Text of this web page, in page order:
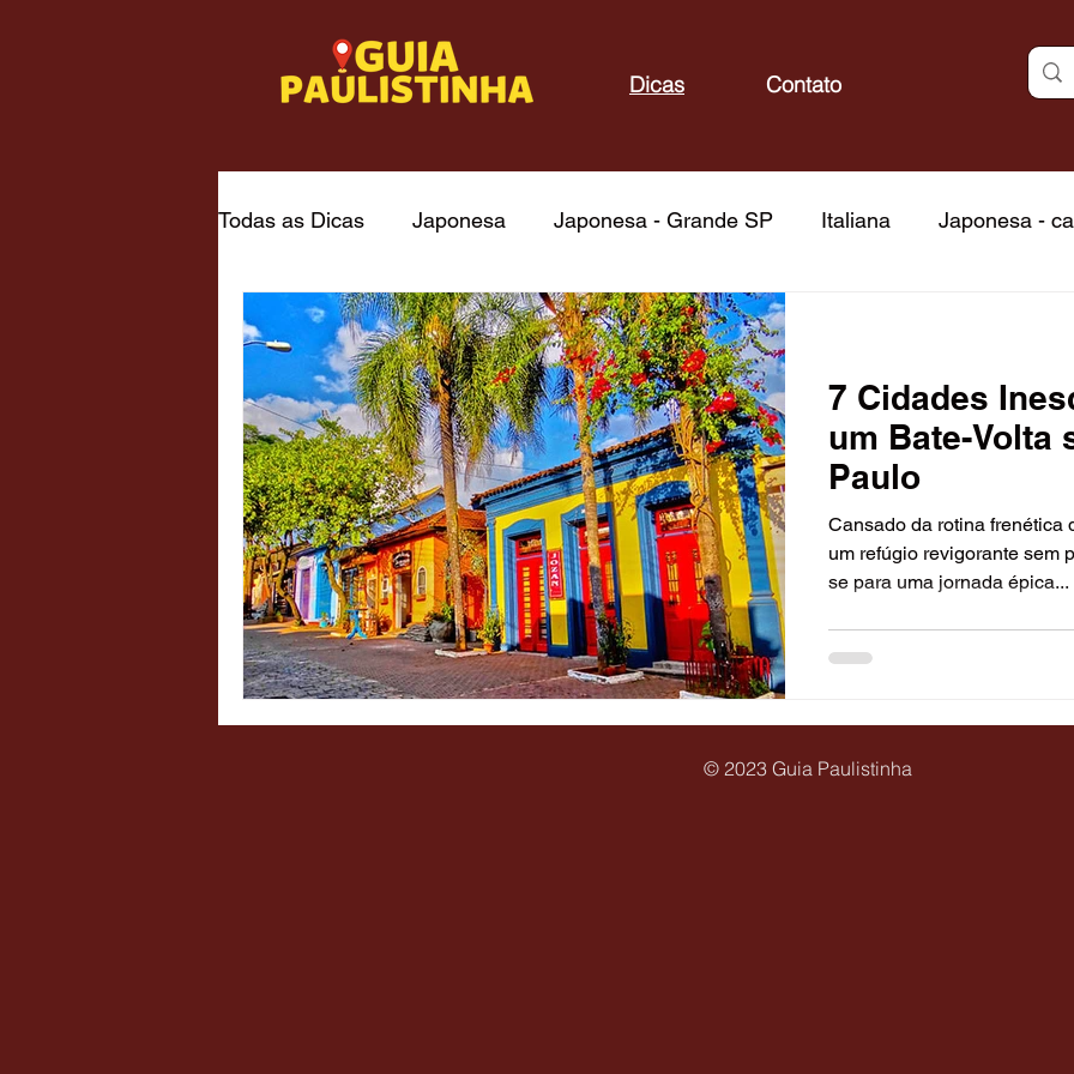
Dicas Contato
Todas as Dicas Japonesa Japonesa - Grande SP Italiana Japonesa -
Italiana - capital Frutos do mar Frutos do mar - capital
Churrascaria / Steakhouse Churrascarias - capital Brasileira Atrações
Museus Passeios Gratuitos Bares Docerias
Atrações Infantis Sorveterias Culinária Internacional
Mexicana Cafeterias temátícas Baladas e Casas de Shows
7 Cidades
um Bate-Volta
Paulo
Cansado da rotina frenética
um refúgio revigorante sem
se para uma jornada épica...
© 2023 Guia Paulistinha